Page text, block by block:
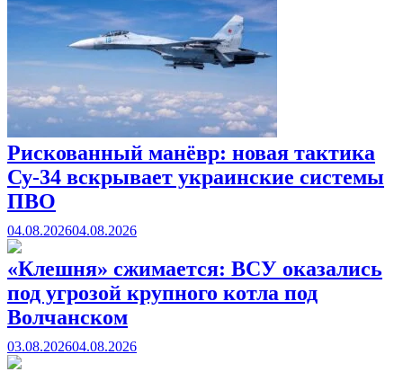
Рискованный манёвр: новая тактика
Су-34 вскрывает украинские системы
ПВО
04.08.202604.08.2026
«Клешня» сжимается: ВСУ оказались
под угрозой крупного котла под
Волчанском
03.08.202604.08.2026